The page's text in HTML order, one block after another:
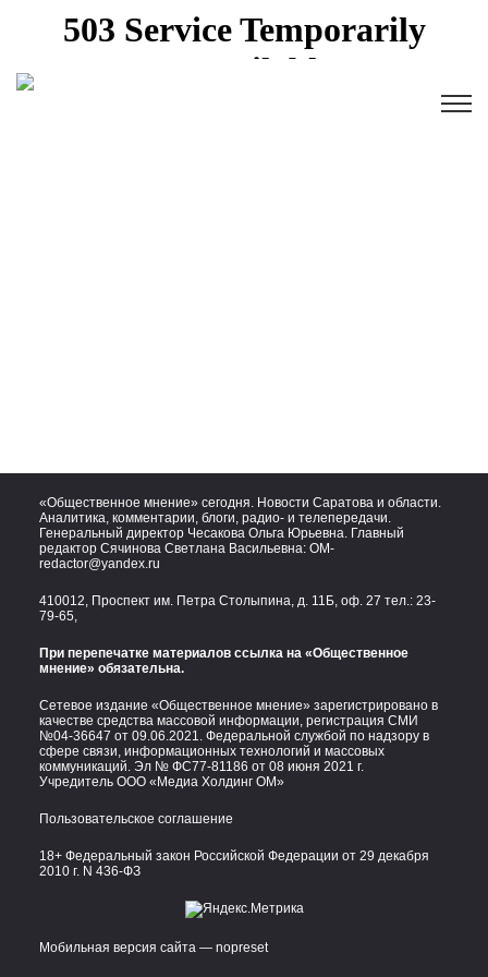
«Общественное мнение» сегодня. Новости Саратова и области.
Аналитика, комментарии, блоги, радио- и телепередачи.
Генеральный директор Чесакова Ольга Юрьевна. Главный
редактор Сячинова Светлана Васильевна: OM-
redactor@yandex.ru
410012, Проспект им. Петра Столыпина, д. 11Б, оф. 27 тел.: 23-
79-65,
При перепечатке материалов ссылка на «Общественное
мнение» обязательна.
Сетевое издание «Общественное мнение» зарегистрировано в
качестве средства массовой информации, регистрация СМИ
№04-36647 от 09.06.2021. Федеральной службой по надзору в
сфере связи, информационных технологий и массовых
коммуникаций. Эл № ФС77-81186 от 08 июня 2021 г.
Учредитель ООО «Медиа Холдинг ОМ»
Пользовательское соглашение
18+ Федеральный закон Российской Федерации от 29 декабря
2010 г. N 436-ФЗ
Мобильная версия сайта — nopreset